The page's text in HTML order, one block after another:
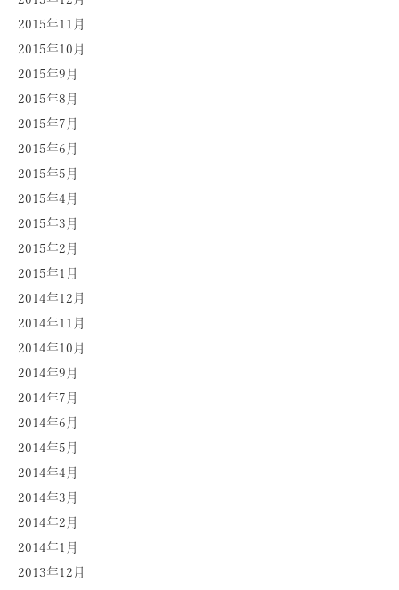
2015年11月
2015年10月
2015年9月
2015年8月
2015年7月
2015年6月
2015年5月
2015年4月
2015年3月
2015年2月
2015年1月
2014年12月
2014年11月
2014年10月
2014年9月
2014年7月
2014年6月
2014年5月
2014年4月
2014年3月
2014年2月
2014年1月
2013年12月